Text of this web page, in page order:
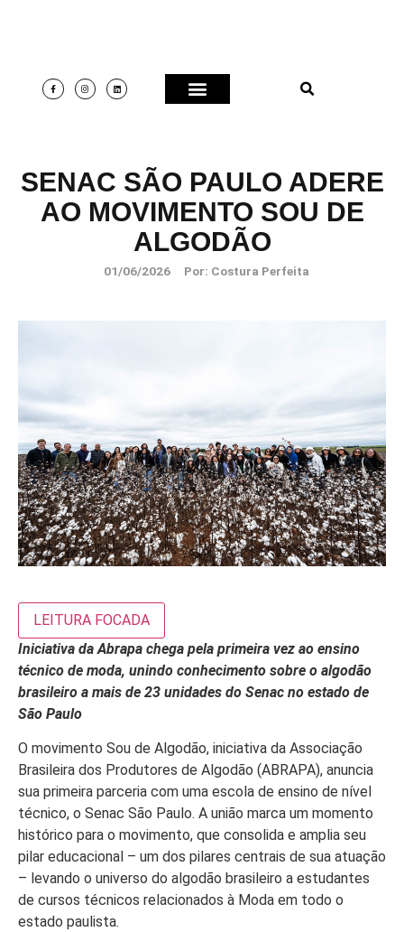
SENAC SÃO PAULO ADERE
AO MOVIMENTO SOU DE
ALGODÃO
01/06/2026 Por: Costura Perfeita
LEITURA FOCADA
Iniciativa da Abrapa chega pela primeira vez ao ensino
técnico de moda, unindo conhecimento sobre o algodão
brasileiro a mais de 23 unidades do Senac no estado de
São Paulo
O movimento Sou de Algodão, iniciativa da Associação
Brasileira dos Produtores de Algodão (ABRAPA), anuncia
sua primeira parceria com uma escola de ensino de nível
técnico, o Senac São Paulo. A união marca um momento
histórico para o movimento, que consolida e amplia seu
pilar educacional – um dos pilares centrais de sua atuação
– levando o universo do algodão brasileiro a estudantes
de cursos técnicos relacionados à Moda em todo o
estado paulista.